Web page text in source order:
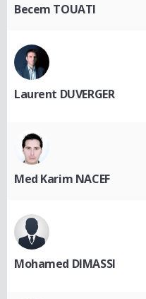
Becem TOUATI
Laurent DUVERGER
Med Karim NACEF
Mohamed DIMASSI